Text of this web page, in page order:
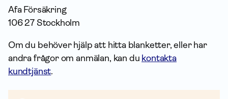
Afa För­säkring
106 27 Stockholm
Om du behöver hjälp att hitta blanketter, eller har
andra frågor om anmälan, kan du kontakta
kundtjänst.